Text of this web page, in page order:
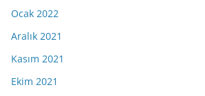
Ocak 2022
Aralık 2021
Kasım 2021
Ekim 2021